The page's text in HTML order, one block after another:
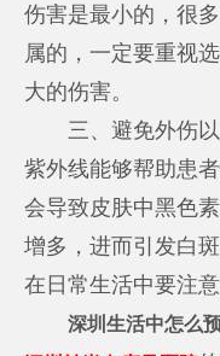
伤害是最小的，很
属的，一定要重视
大的伤害。
三、避免外伤以
紫外线能够帮助患
会导致皮肤中黑色
增多，进而引发白
在日常生活中要注
深圳生活中怎么